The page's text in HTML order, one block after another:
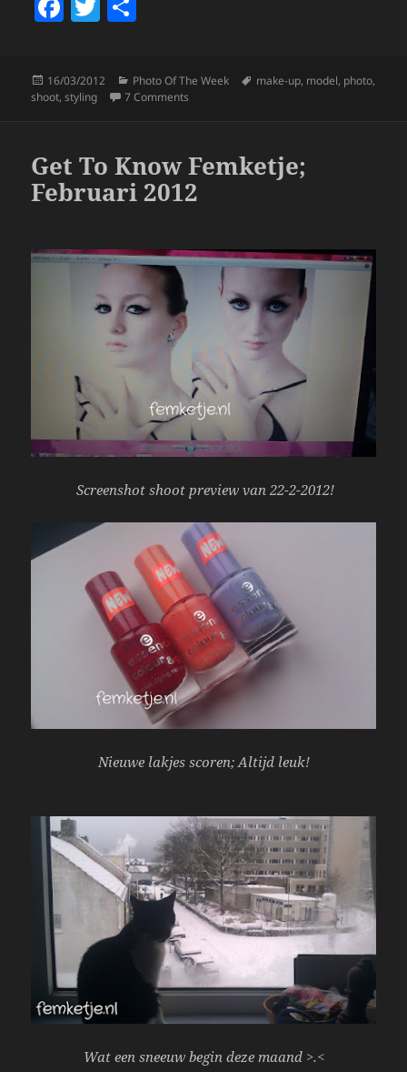
e
o
o
k
erre
Posted
on
16/03/2012 Categories
Photo Of The Week Tags
make-up, model, photo,
shoot,styling 7 Comments
Get To Know Femketje;
Februari 2012
Screenshot shoot preview van 22-2-2012!
Nieuwe lakjes scoren; Altijd leuk!
Wat een sneeuw begin deze maand >.<